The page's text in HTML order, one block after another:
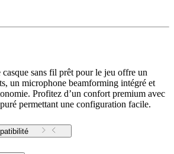
sans fil prêt pour le jeu offre un
un microphone beamforming intégré et
Profitez d’un confort premium avec
permettant une configuration facile.